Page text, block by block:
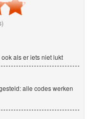
als er iets niet lukt
alle codes werken